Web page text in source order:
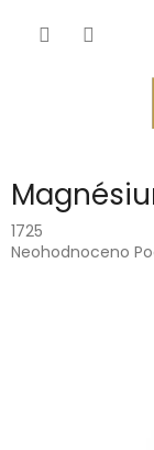
1725
Průměrné
Neohodnoceno